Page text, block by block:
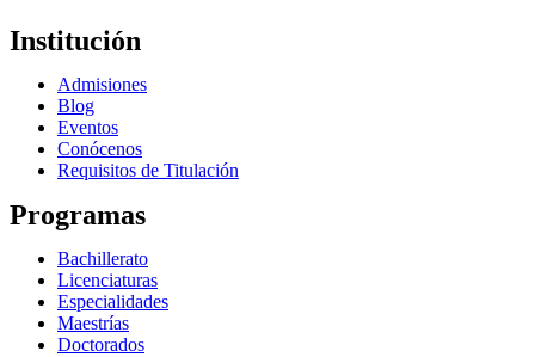
Institución
Admisiones
Blog
Eventos
Conócenos
Requisitos de Titulación
Programas
Bachillerato
Licenciaturas
Especialidades
Maestrías
Doctorados